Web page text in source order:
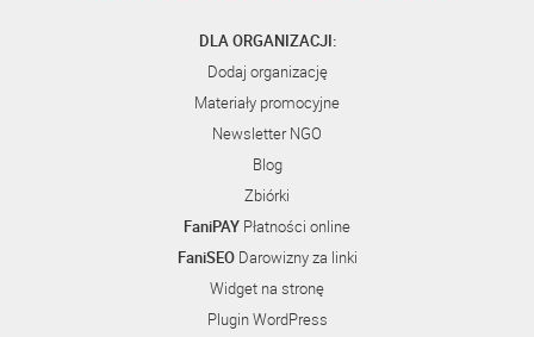
DLA ORGANIZACJI:
Dodaj organizację
Materiały promocyjne
Newsletter NGO
Blog
Zbiórki
FaniPAY Płatności online
FaniSEODarowizny za linki
Widget na stronę
Plugin WordPress